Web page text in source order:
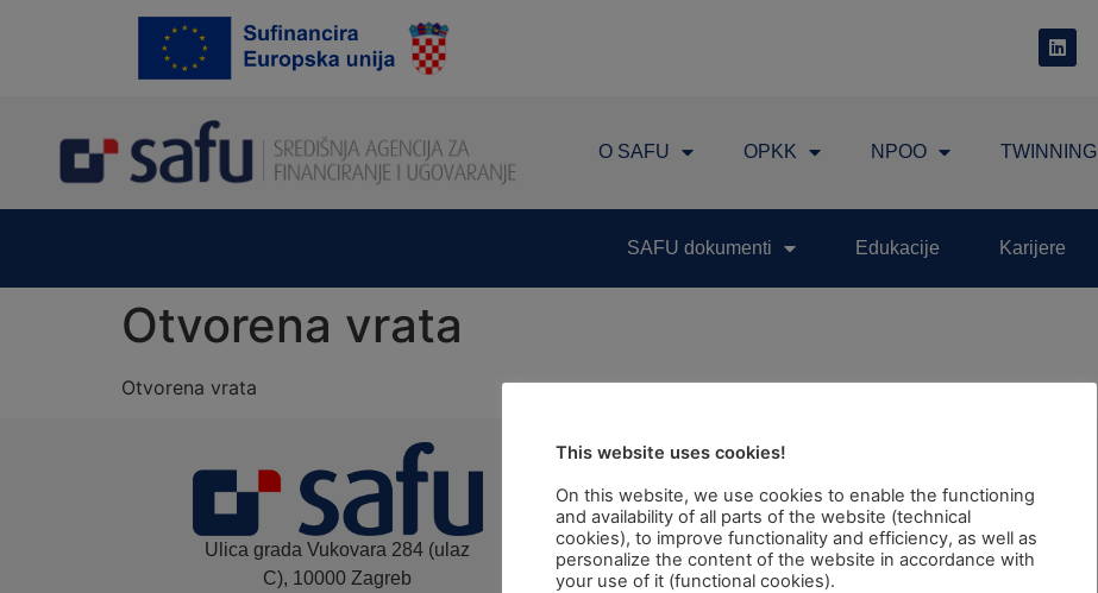
O SAFU OPKK NPOO TWINNING
SAFU dokumenti Edukacije Karijere
Otvorena vrata
Otvorena vrata
Ulica grada Vukovara 284 (ulaz
C), 10000 Zagreb
TEL: +385 1 6042 400
FAX: +385 1 6042 599
INFO@SAFU.HR
This website uses cookies!
On this website, we use cookies to enable the functioning
and availability of all parts of the website (technical
cookies), to improve functionality and efficiency, as well as
personalize the content of the website in accordance with
your use of it (functional cookies).